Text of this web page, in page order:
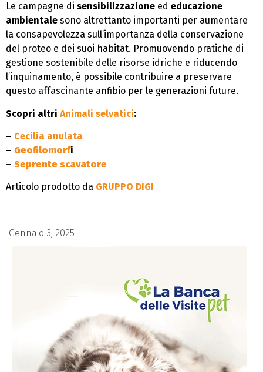
Le campagne di sensibilizzazione ed educazione
ambientale sono altrettanto importanti per aumentare
la consapevolezza sull’importanza della conservazione
del proteo e dei suoi habitat. Promuovendo pratiche di
gestione sostenibile delle risorse idriche e riducendo
l’inquinamento, è possibile contribuire a preservare
questo affascinante anfibio per le generazioni future.
Scopri altri Animali selvatici:
– Cecilia anulata
– Geofilomorfi
– Seprente scavatore
Articolo prodotto da GRUPPO DIGI
Gennaio 3, 2025